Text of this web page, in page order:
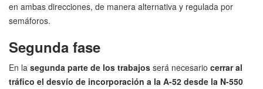
en ambas direcciones, de manera alternativa y regulada por
semáforos.
Segunda fase
En la segunda parte de los trabajos será necesario cerrar al
tráfico el desvío de incorporación a la A-52 desde la N-550